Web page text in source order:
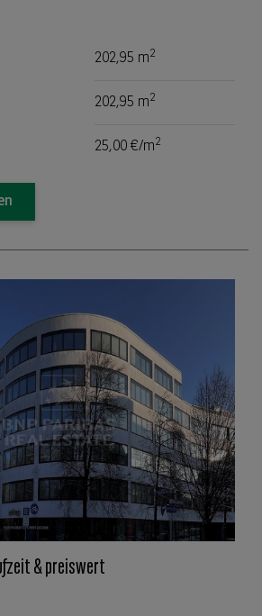
202,95 m2
202,95 m2
25,00 €/m2
& preiswert